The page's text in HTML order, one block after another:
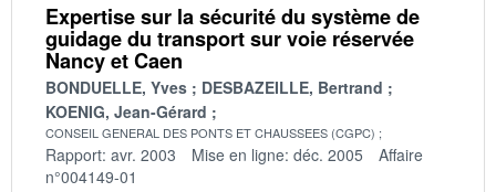
Expertise sur la sécurité du système de
guidage du transport sur voie réservée
Nancy et Caen
BONDUELLE, Yves
DESBAZEILLE, Bertrand
KOENIG, Jean-Gérard
CONSEIL GENERAL DES PONTS ET CHAUSSEES (CGPC)
Rapport: avr. 2003 Mise en ligne: déc. 2005
Affaire
n°004149-01